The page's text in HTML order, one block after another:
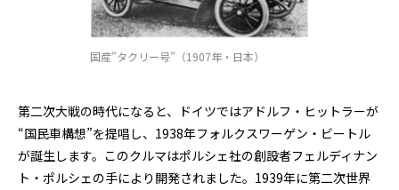
国産”タクリー号”（1907年・日本）
第二次大戦の時代になると、ドイツではアドルフ・ヒットラーが
“国民車構想”を提唱し、1938年フォルクスワーゲン・ビートル
が誕生します。このクルマはポルシェ社の創設者フェルディナン
ト・ポルシェの手により開発されました。1939年に第二次世界